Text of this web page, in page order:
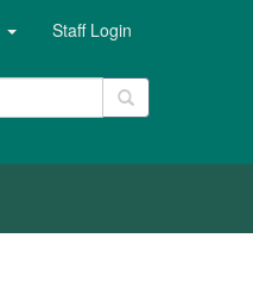
Staff Login